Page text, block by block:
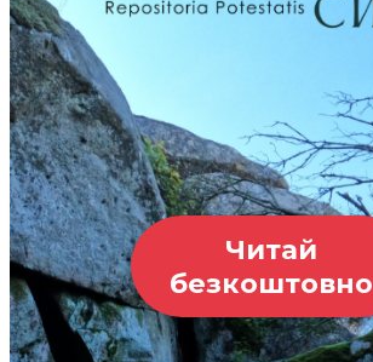
Читай
безкоштовно